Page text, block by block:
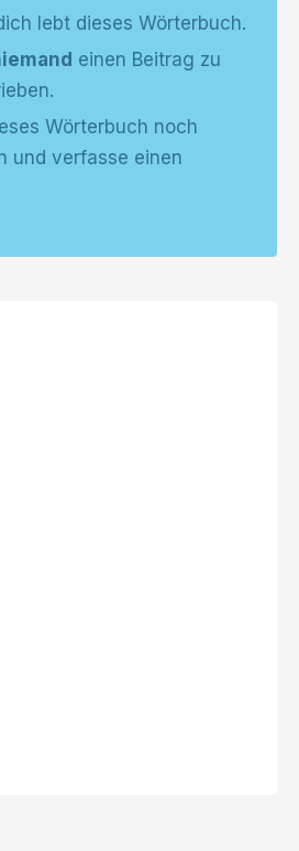
lebt dieses Wörterbuch.
einen Beitrag zu
Wörterbuch noch
und verfasse einen